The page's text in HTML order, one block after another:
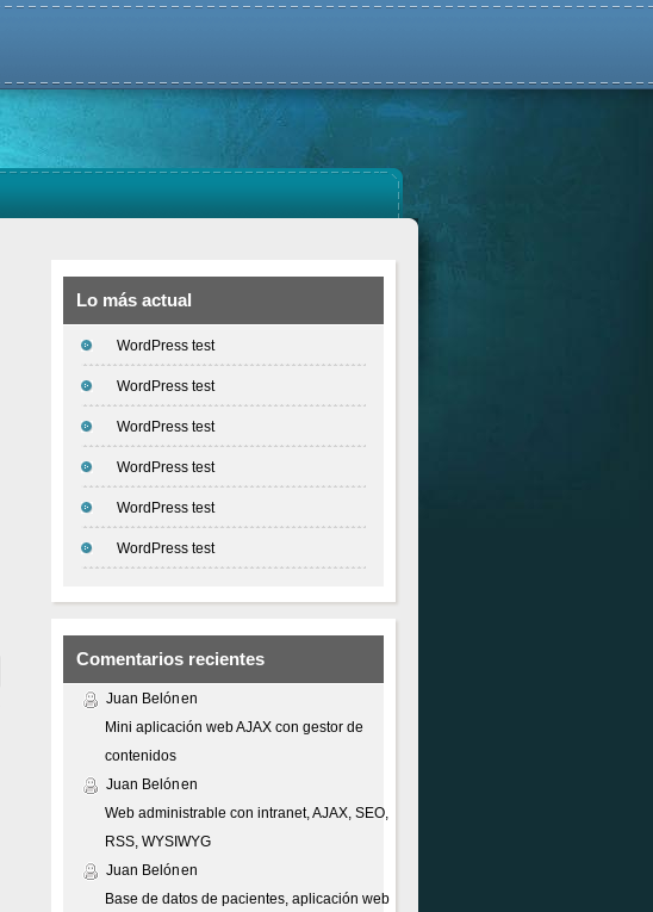
Lo más actual
WordPress test
WordPress test
WordPress test
WordPress test
WordPress test
WordPress test
Comentarios recientes
Juan Belónen
Mini aplicación web AJAX con gestor de
contenidos
Juan Belónen
Web administrable con intranet, AJAX, SEO,
RSS, WYSIWYG
Juan Belónen
Base de datos de pacientes, aplicación web